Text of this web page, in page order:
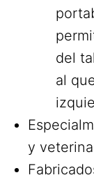
del
al
y